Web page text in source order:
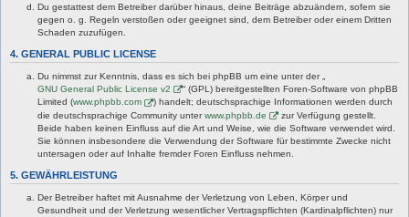
Du gestattest dem Betreiber darüber hinaus, deine Beiträge abzuändern, sofern sie
gegen o. g. Regeln verstoßen oder geeignet sind, dem Betreiber oder einem Dritten
Schaden zuzufügen.
4. GENERAL PUBLIC LICENSE
Du nimmst zur Kenntnis, dass es sich bei phpBB um eine unter der „
GNU General Public License v2
“ (GPL) bereitgestellten Foren-Software von phpBB
Limited (www.phpbb.com
) handelt; deutschsprachige Informationen werden durch
die deutschsprachige Community unterwww.phpbb.de
zur Verfügung gestellt.
Beide haben keinen Einfluss auf die Art und Weise, wie die Software verwendet wird.
Sie können insbesondere die Verwendung der Software für bestimmte Zwecke nicht
untersagen oder auf Inhalte fremder Foren Einfluss nehmen.
5. GEWÄHRLEISTUNG
Der Betreiber haftet mit Ausnahme der Verletzung von Leben, Körper und
Gesundheit und der Verletzung wesentlicher Vertragspflichten (Kardinalpflichten) nur